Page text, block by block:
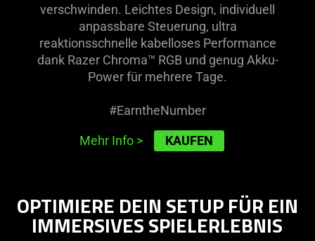
verschwinden. Leichtes Design, individuell
anpassbare Steuerung, ultra
reaktionsschnelle kabelloses Performance
dank Razer Chroma™ RGB und genug Akku-
Power für mehrere Tage.
#EarntheNumber
Mehr Info > KAUFEN
OPTIMIERE DEIN SETUP FÜR EIN
IMMERSIVES SPIELERLEBNIS